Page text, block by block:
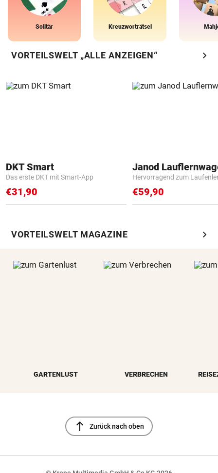
Solitär Kreuzworträtsel
VORTEILSWELT „ALLE ANZEIGEN“ chevron_right
DKT Smart
Das erste DKT mit Smart-App
€31,90
Janod
Hervorragend zum
€59,90
VORTEILSWELT MAGAZINE chevron_right
GARTENLUST VERBRECHEN
north Zurück nach oben